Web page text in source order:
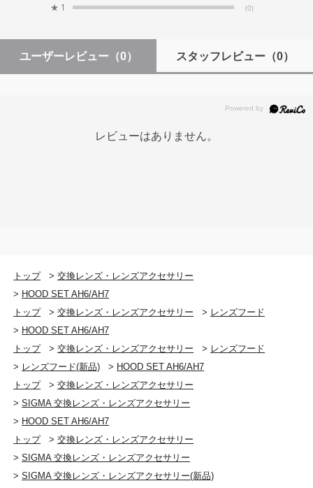
★ 1 (0)
ユーザーレビュー （0） スタッフレビュー（0）
レビューはありません。
トップ >交換レンズ・レンズアクセサリー
> HOOD SET AH6/AH7
トップ
>交換レンズ・レンズアクセサリー > レンズフード
> HOOD SET AH6/AH7
トップ
>交換レンズ・レンズアクセサリー > レンズフード
> レンズフード(新品) > HOOD SET AH6/AH7
トップ
>交換レンズ・レンズアクセサリー
>SIGMA 交換レンズ・レンズアクセサリー
> HOOD SET AH6/AH7
トップ
>交換レンズ・レンズアクセサリー
>SIGMA 交換レンズ・レンズアクセサリー
>SIGMA 交換レンズ・レンズアクセサリー(新品)